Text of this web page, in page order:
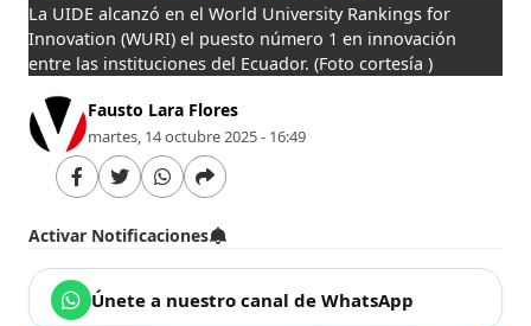
La UIDE alcanzó en el World University Rankings for
Innovation (WURI) el puesto número 1 en innovación
entre las instituciones del Ecuador. (Foto cortesía )
Fausto Lara Flores
martes, 14 octubre 2025 - 16:49
Activar Notificaciones
Únete a nuestro canal de WhatsApp